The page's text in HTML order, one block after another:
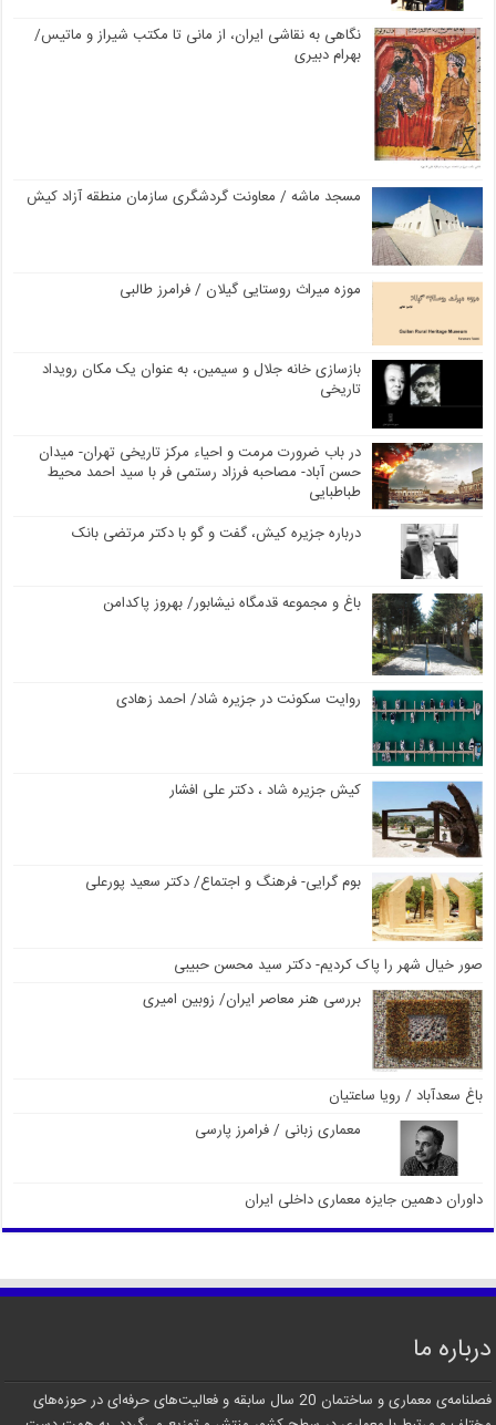
نگاهی به نقاشی ایران، از مانی تا مکتب شیراز و ماتیس/
بهرام دبیری
مسجد ماشه / معاونت گردشگری سازمان منطقه آزاد کیش
موزه میراث روستایی گیلان / فرامرز طالبی
بازسازی خانه جلال و سیمین، به عنوان یک مکان رویداد
تاریخی
در باب ضرورت مرمت و احیاء مرکز تاریخی تهران- میدان
حسن آباد- مصاحبه فرزاد رستمی فر با سید احمد محیط
طباطبایی
درباره جزیره کیش، گفت و گو با دکتر مرتضی بانک
باغ و مجموعه قدمگاه نیشابور/ بهروز پاکدامن
روایت سکونت در جزیره شاد/ احمد زهادی
کیش جزیره شاد ، دکتر علی افشار
بوم گرایی- فرهنگ و اجتماع/ دکتر سعید پورعلی
صور خیال شهر را پاک کردیم- دکتر سید محسن حبیبی
بررسی هنر معاصر ایران/ زوبین امیری
باغ سعدآباد / رویا ساعتیان
معماری زبانی / فرامرز پارسی
داوران دهمین جایزه معماری داخلی ایران
درباره ما
فصلنامه‌ی معماری و ساختمان 20 سال سابقه و فعالیت‌های حرفه‌ای در حوزه‌های